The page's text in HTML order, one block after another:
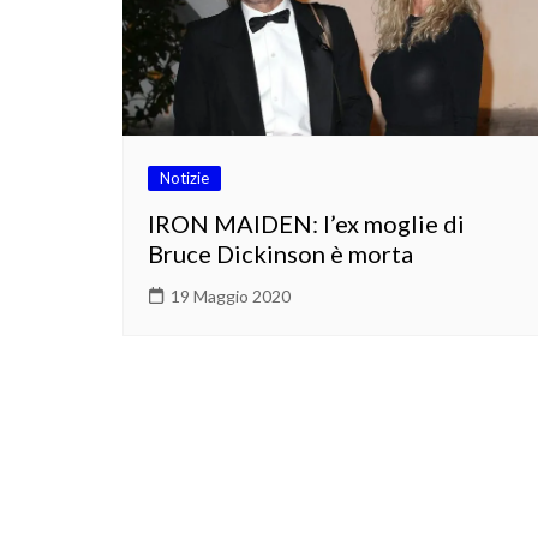
Notizie
IRON MAIDEN: l’ex moglie di
Bruce Dickinson è morta
19 Maggio 2020